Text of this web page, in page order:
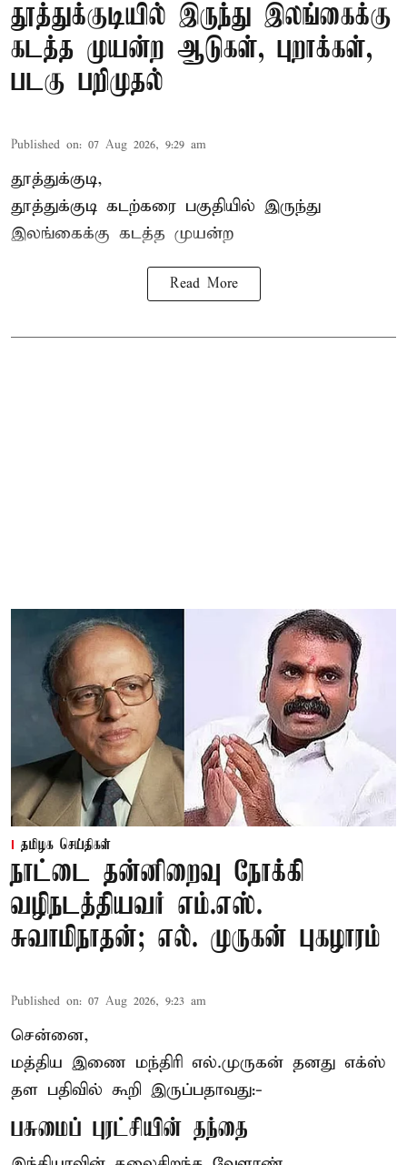
தூத்துக்குடியில் இருந்து இலங்கைக்கு
கடத்த முயன்ற ஆடுகள், புறாக்கள்,
படகு பறிமுதல்
Published on: 07 Aug 2026, 9:29 am
தூத்துக்குடி,
தூத்துக்குடி கடற்கரை பகுதியில் இருந்து
இலங்கைக்கு கடத்த முயன்ற
Read More
தமிழக செய்திகள்
நாட்டை தன்னிறைவு நோக்கி
வழிநடத்தியவர் எம்.எஸ்.
சுவாமிநாதன்; எல். முருகன் புகழாரம்
Published on: 07 Aug 2026, 9:23 am
சென்னை,
மத்திய இணை மந்திரி எல்.முருகன் தனது எக்ஸ்
தள பதிவில் கூறி இருப்பதாவது:-
பசுமைப் புரட்சியின் தந்தை